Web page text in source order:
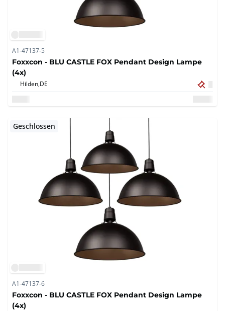
A1-47137-5
Foxxcon - BLU CASTLE FOX Pendant Design Lampe
(4x)
Hilden,DE
Geschlossen
A1-47137-6
Foxxcon - BLU CASTLE FOX Pendant Design Lampe
(4x)